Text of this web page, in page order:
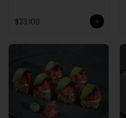
$23.100